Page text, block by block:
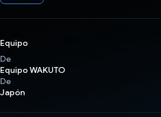
Equipo
De
Equipo WAKUTO
De
Japón